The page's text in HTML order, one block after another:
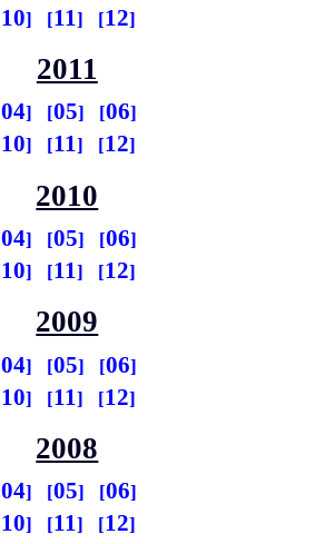
10 11 12
2011
04 05
06
10 11 12
2010
04 05
06
10 11 12
2009
04 05
06
10 11 12
2008
04 05
06
10 11 12